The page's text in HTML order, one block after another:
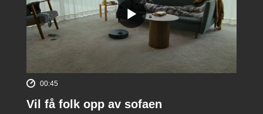
00:45
Vil få folk opp av sofaen